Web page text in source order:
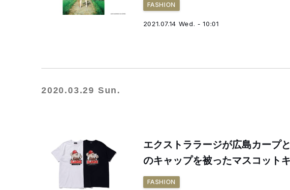
FASHION
2021.07.14 Wed. - 10:01
2020.03.29 Sun.
エクストララージが広島カープ
のキャップを被ったマスコット
FASHION